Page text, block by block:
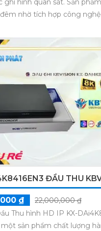
ghi hình quan sát. Sản
nhờ tích hợp công
khả năng ghi hình trên 2
ảnh sắc nét, KX-
hình ảnh chân thực và
cũng tích hợp công nghệ
khuôn mặt, giúp tăng
DAi4K8216EN3 cũng
nâng cấp hệ thống
phép lắp đặt nhiều camera
này đáng là sự lựa chọn
quan trọng và yêu cầu cao
ĐẦU THU
₫
22,000,000 ₫
Thu hình HD IP KX-
một sản phẩm chất lượng